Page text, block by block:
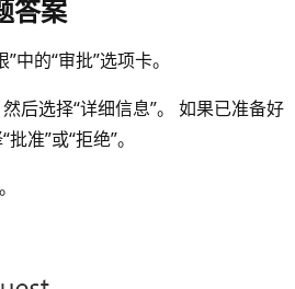
答案
中的“审批”选项卡。
后选择“详细信息”。 如果已准备好
批准”或“拒绝”。